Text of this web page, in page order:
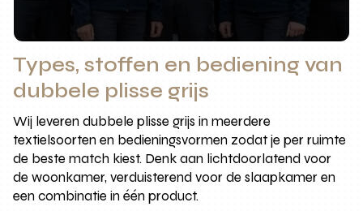
Types, stoffen en bediening van
dubbele plisse grijs
Wij leveren dubbele plisse grijs in meerdere
textielsoorten en bedieningsvormen zodat je per ruimte
de beste match kiest. Denk aan lichtdoorlatend voor
de woonkamer, verduisterend voor de slaapkamer en
een combinatie in één product.